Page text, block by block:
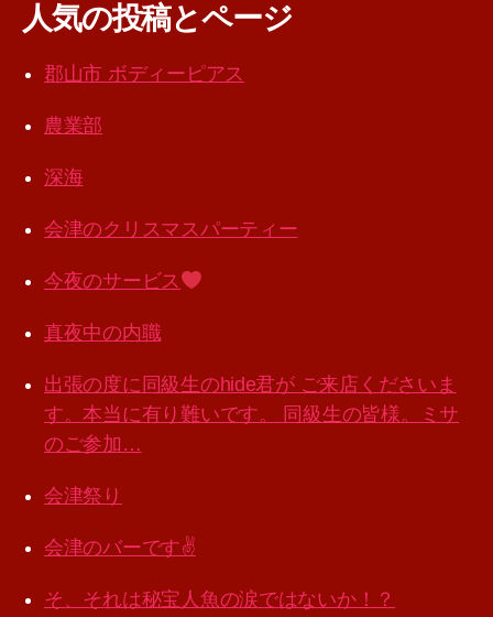
人気の投稿とページ
郡山市 ボディーピアス
農業部
深海
会津のクリスマスパーティー
今夜のサービス
真夜中の内職
出張の度に同級生のhide君が ご来店くださいま
す。本当に有り難いです。 同級生の皆様。ミサ
のご参加…
会津祭り
会津のバーです✌️
そ、それは秘宝人魚の涙ではないか！？